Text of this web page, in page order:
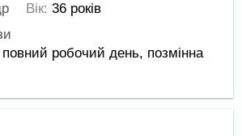
Вік: 36 років
повний робочий день, позмінна